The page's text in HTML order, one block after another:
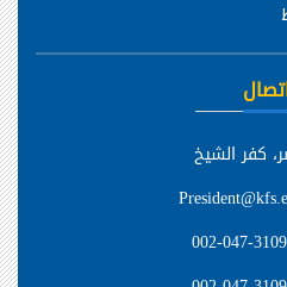
كفر الشيخ